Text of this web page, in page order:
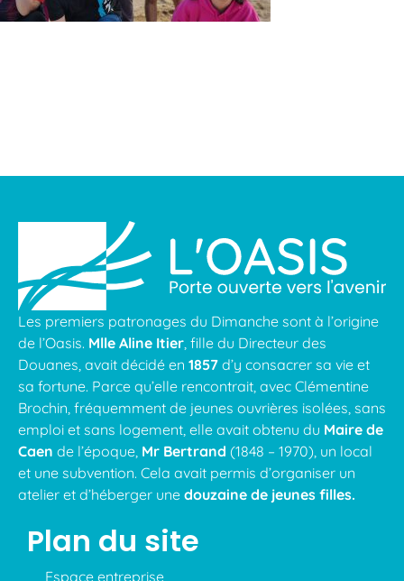
Les premiers patronages du Dimanche sont à l’origine
de l’Oasis. Mlle Aline Itier , fille du Directeur des
Douanes, avait décidé en 1857 d’y consacrer sa vie et
sa fortune. Parce qu’elle rencontrait, avec Clémentine
Brochin, fréquemment de jeunes ouvrières isolées, sans
emploi et sans logement, elle avait obtenu du Maire de
Caen de l’époque, Mr Bertrand (1848 – 1970), un local
et une subvention. Cela avait permis d’organiser un
atelier et d’héberger une douzaine de jeunes filles.
Plan du site
Espace entreprise